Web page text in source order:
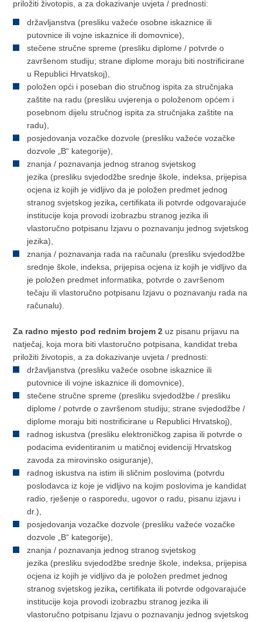
priložiti životopis, a za dokazivanje uvjeta / prednosti:
državljanstva (presliku važeće osobne iskaznice ili
putovnice ili vojne iskaznice ili domovnice),
stečene stručne spreme (presliku diplome / potvrde o
završenom studiju; strane diplome moraju biti nostrificirane
u Republici Hrvatskoj),
položen opći i poseban dio stručnog ispita za stručnjaka
zaštite na radu (presliku uvjerenja o položenom općem i
posebnom dijelu stručnog ispita za stručnjaka zaštite na
radu),
posjedovanja vozačke dozvole (presliku važeće vozačke
dozvole „B“ kategorije),
znanja / poznavanja jednog stranog svjetskog
jezika (presliku svjedodžbe srednje škole, indeksa, prijepisa
ocjena iz kojih je vidljivo da je položen predmet jednog
stranog svjetskog jezika,certifikata ili potvrde odgovarajuće
institucije koja provodi izobrazbu stranog jezika ili
vlastoručno potpisanu Izjavu o poznavanju jednog svjetskog
jezika),
znanja / poznavanja rada na računalu (presliku svjedodžbe
srednje škole, indeksa, prijepisa ocjena iz kojih je vidljivo da
je položen predmet informatika, potvrde o završenom
tečaju ili vlastoručno potpisanu Izjavu o poznavanju rada na
računalu).
Za radno mjesto pod rednim brojem 2 uz pisanu prijavu na
natječaj, koja mora biti vlastoručno potpisana, kandidat treba
priložiti životopis, a za dokazivanje uvjeta / prednosti:
državljanstva (presliku važeće osobne iskaznice ili
putovnice ili vojne iskaznice ili domovnice),
stečene stručne spreme (presliku svjedodžbe / presliku
diplome / potvrde o završenom studiju; strane svjedodžbe /
diplome moraju biti nostrificirane u Republici Hrvatskoj),
radnog iskustva (presliku elektroničkog zapisa ili potvrde o
podacima evidentiranim u matičnoj evidenciji Hrvatskog
zavoda za mirovinsko osiguranje),
radnog iskustva na istim ili sličnim poslovima (potvrdu
poslodavca iz koje je vidljivo na kojim poslovima je kandidat
radio, rješenje o rasporedu, ugovor o radu, pisanu izjavu i
dr.),
posjedovanja vozačke dozvole (presliku važeće vozačke
dozvole „B“ kategorije),
znanja / poznavanja jednog stranog svjetskog
jezika (presliku svjedodžbe srednje škole, indeksa, prijepisa
ocjena iz kojih je vidljivo da je položen predmet jednog
stranog svjetskog jezika,certifikata ili potvrde odgovarajuće
institucije koja provodi izobrazbu stranog jezika ili
vlastoručno potpisanu Izjavu o poznavanju jednog svjetskog